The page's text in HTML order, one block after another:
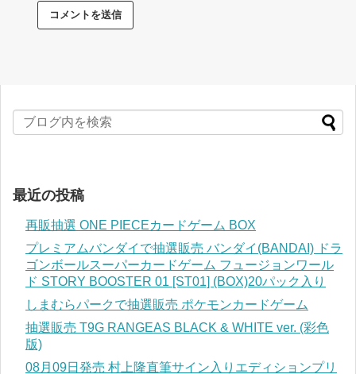
最近の投稿
再販抽選 ONE PIECEカードゲーム BOX
プレミアムバンダイで抽選販売 バンダイ(BANDAI) ドラ
ゴンボールスーパーカードゲーム フュージョンワール
ド STORY BOOSTER 01 [ST01] (BOX)20パック入り
しまむらパークで抽選販売 ポケモンカードゲーム
抽選販売 T9G RANGEAS BLACK & WHITE ver. (彩色
版)
08月09日発売 村上隆直筆サイン入りエディションプリ